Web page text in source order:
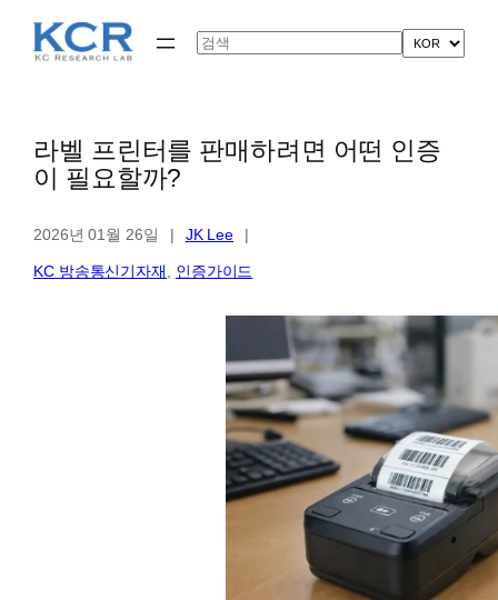
Search
라벨 프린터를 판매하려면 어떤 인증
이 필요할까?
2026년 01월 26일 | JK Lee |
KC 방송통신기자재 인증가이드